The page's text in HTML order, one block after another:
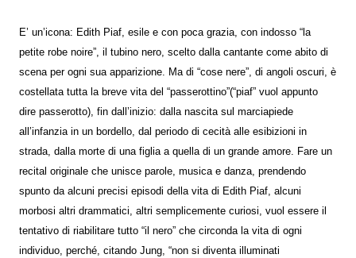
E’ un’icona: Edith Piaf, esile e con poca grazia, con indosso “la
petite robe noire”, il tubino nero, scelto dalla cantante come abito di
scena per ogni sua apparizione. Ma di “cose nere”, di angoli oscuri, è
costellata tutta la breve vita del “passerottino”(“piaf” vuol appunto
dire passerotto), fin dall’inizio: dalla nascita sul marciapiede
all’infanzia in un bordello, dal periodo di cecità alle esibizioni in
strada, dalla morte di una figlia a quella di un grande amore. Fare un
recital originale che unisce parole, musica e danza, prendendo
spunto da alcuni precisi episodi della vita di Edith Piaf, alcuni
morbosi altri drammatici, altri semplicemente curiosi, vuol essere il
tentativo di riabilitare tutto “il nero” che circonda la vita di ogni
individuo, perché, citando Jung, “non si diventa illuminati